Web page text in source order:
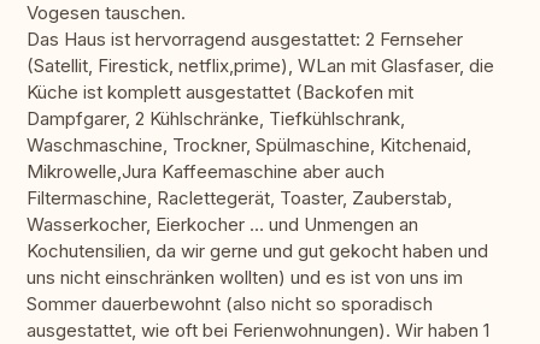
Vogesen tauschen.
Das Haus ist hervorragend ausgestattet: 2 Fernseher
(Satellit, Firestick, netflix,prime), WLan mit Glasfaser, die
Küche ist komplett ausgestattet (Backofen mit
Dampfgarer, 2 Kühlschränke, Tiefkühlschrank,
Waschmaschine, Trockner, Spülmaschine, Kitchenaid,
Mikrowelle,Jura Kaffeemaschine aber auch
Filtermaschine, Raclettegerät, Toaster, Zauberstab,
Wasserkocher, Eierkocher … und Unmengen an
Kochutensilien, da wir gerne und gut gekocht haben und
uns nicht einschränken wollten) und es ist von uns im
Sommer dauerbewohnt (also nicht so sporadisch
ausgestattet, wie oft bei Ferienwohnungen). Wir haben 1